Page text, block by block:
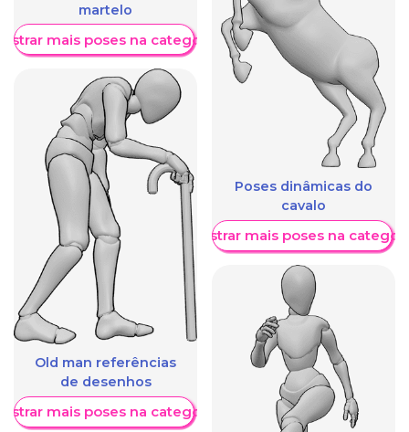
martelo
mais poses na categoria
Old man referências
de desenhos
mais poses na categoria
Poses dinâmicas do
cavalo
Mostrar mais poses na